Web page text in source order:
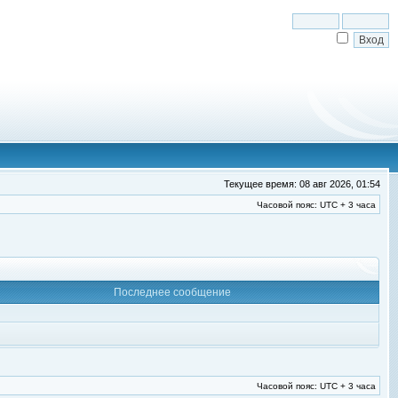
Текущее время: 08 авг 2026, 01:54
Часовой пояс: UTC + 3 часа
Последнее сообщение
Часовой пояс: UTC + 3 часа